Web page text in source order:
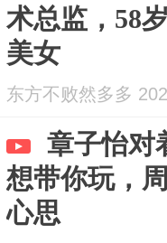
术总监，58
美女
东方不败然多多
章子怡对
想带你玩，
心思